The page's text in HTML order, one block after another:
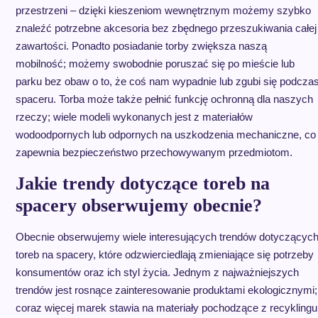
przestrzeni – dzięki kieszeniom wewnętrznym możemy szybko
znaleźć potrzebne akcesoria bez zbędnego przeszukiwania całej
zawartości. Ponadto posiadanie torby zwiększa naszą
mobilność; możemy swobodnie poruszać się po mieście lub
parku bez obaw o to, że coś nam wypadnie lub zgubi się
spaceru. Torba może także pełnić funkcję ochronną dla naszych
rzeczy; wiele modeli wykonanych jest z materiałów
wodoodpornych lub odpornych na uszkodzenia mechaniczne, co
zapewnia bezpieczeństwo przechowywanym przedmiotom.
Jakie trendy dotyczące toreb na
spacery obserwujemy obecnie?
Obecnie obserwujemy wiele interesujących trendów dotyczących
toreb na spacery, które odzwierciedlają zmieniające się potrzeby
konsumentów oraz ich styl życia. Jednym z najważniejszych
trendów jest rosnące zainteresowanie produktami ekologicznymi;
coraz więcej marek stawia na materiały pochodzące z recyklingu